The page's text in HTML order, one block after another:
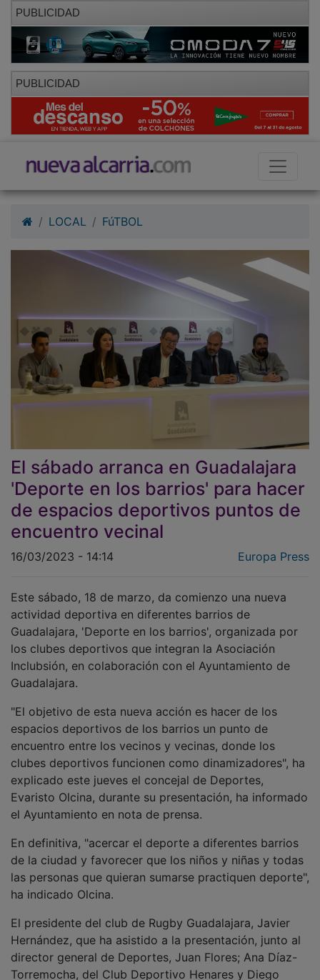
PUBLICIDAD
PUBLICIDAD
El sábado arranca en Guadalajara
'Deporte en los barrios' para hacer
de espacios deportivos puntos de
encuentro vecinal
16/03/2023 - 14:14
actividad deportiva en diferentes barrios de
Guadalajara, 'Deporte en los barrios', organizada por
los clubes deportivos que integran la Asociación
Inclubsión, en colaboración con el Ayuntamiento de
Guadalajara.
"El objetivo de esta nueva acción es hacer de los
espacios deportivos de los barrios un punto de
encuentro entre los vecinos y vecinas, donde los
clubes deportivos funcionen como dinamizadores", ha
explicado este jueves el concejal de Deportes,
Evaristo Olcina, durante su presentación, ha informado
el Ayuntamiento en nota de prensa.
En definitiva, "acercar el deporte a diferentes barrios
de la ciudad y favorecer que los niños y niñas y todas
las personas que quieran sumarse practiquen deporte",
ha indicado Olcina.
El presidente del club de Rugby Guadalajara, Javier
Hernández, que ha asistido a la presentación, junto al
director general de Deportes, Juan Flores; Ana Díaz-
Torremocha, del Club Deportivo Henares y Diego
Gómez, de Inclubsión, ha agradecido al Ayuntamiento